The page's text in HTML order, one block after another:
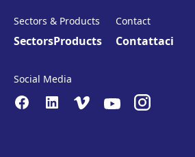
Sectors & Products
SectorsProducts
Contact
Contattaci
Social Media